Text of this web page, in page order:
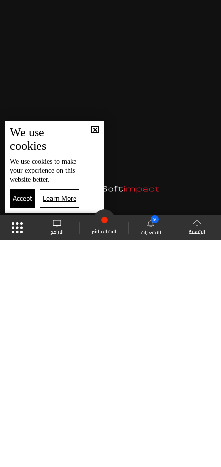
الرئيسية الاشعارات
9
البث المباشر البرامج
We use
cookies
We use cookies to make
your experience on this
website better.
Accept Learn More
موقع البرامج الجدول البث المباشر